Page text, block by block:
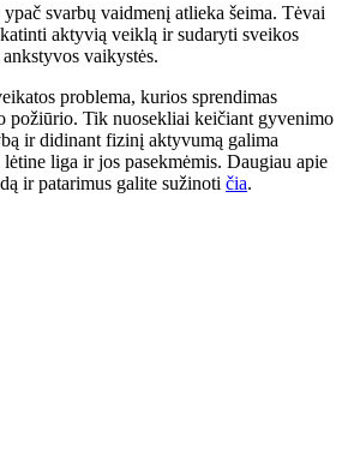
svarbų vaidmenį atlieka šeima. Tėvai
aktyvią veiklą ir sudaryti sveikos
vaikystės.
problema, kurios sprendimas
požiūrio. Tik nuosekliai keičiant gyvenimo
ir didinant fizinį aktyvumą galima
liga ir jos pasekmėmis. Daugiau apie
ir patarimus galite sužinoti čia.